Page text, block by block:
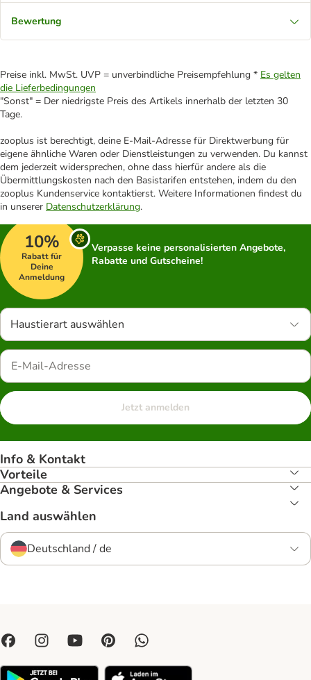
Bewertung
Preise inkl. MwSt. UVP = unverbindliche Preisempfehlung * Es gelten
die Lieferbedingungen
"Sonst" = Der niedrigste Preis des Artikels innerhalb der letzten 30
Tage.
zooplus ist berechtigt, deine E-Mail-Adresse für Direktwerbung für
eigene ähnliche Waren oder Dienstleistungen zu verwenden. Du kannst
dem jederzeit widersprechen, ohne dass hierfür andere als die
Übermittlungskosten nach den Basistarifen entstehen, indem du den
zooplus Kundenservice kontaktierst. Weitere Informationen findest du
in unserer Datenschutzerklärung.
10%
Rabatt für
Deine
Anmeldung
Verpasse keine personalisierten Angebote,
Rabatte und Gutscheine!
Haustierart auswählen
Jetzt anmelden
Info & Kontakt
Vorteile
Angebote & Services
Land auswählen
Deutschland / de